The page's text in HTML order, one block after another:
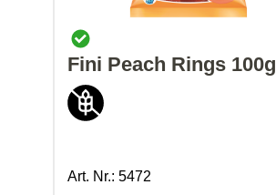
Fini Peach Rings 100g
Art. Nr.: 5472